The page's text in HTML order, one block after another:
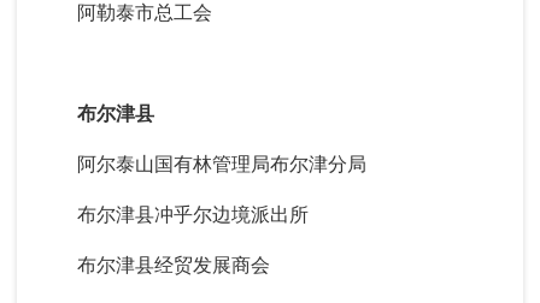
阿勒泰市总工会
布尔津县
阿尔泰山国有林管理局布尔津分局
布尔津县冲乎尔边境派出所
布尔津县经贸发展商会